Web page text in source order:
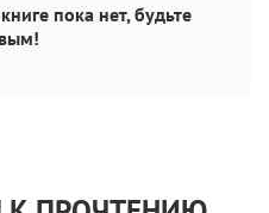
пока нет, будьте